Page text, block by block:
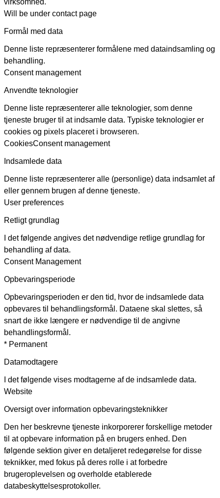
virksomhed.
Will be under contact page
Formål med data
Denne liste repræsenterer formålene med dataindsamling og
behandling.
Consent management
Anvendte teknologier
Denne liste repræsenterer alle teknologier, som denne
tjeneste bruger til at indsamle data. Typiske teknologier er
cookies og pixels placeret i browseren.
CookiesConsent management
Indsamlede data
Denne liste repræsenterer alle (personlige) data indsamlet af
eller gennem brugen af denne tjeneste.
User preferences
Retligt grundlag
I det følgende angives det nødvendige retlige grundlag for
behandling af data.
Consent Management
Opbevaringsperiode
Opbevaringsperioden er den tid, hvor de indsamlede data
opbevares til behandlingsformål. Dataene skal slettes, så
snart de ikke længere er nødvendige til de angivne
behandlingsformål.
* Permanent
Datamodtagere
I det følgende vises modtagerne af de indsamlede data.
Website
Oversigt over information opbevaringsteknikker
Den her beskrevne tjeneste inkorporerer forskellige metoder
til at opbevare information på en brugers enhed. Den
følgende sektion giver en detaljeret redegørelse for disse
teknikker, med fokus på deres rolle i at forbedre
brugeroplevelsen og overholde etablerede
databeskyttelsesprotokoller.